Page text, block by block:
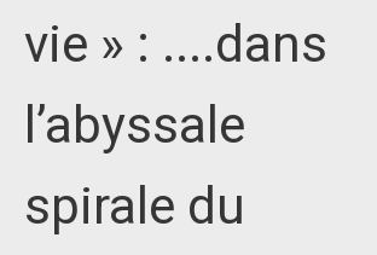
vie » : ....dans
l’abyssale
spirale du